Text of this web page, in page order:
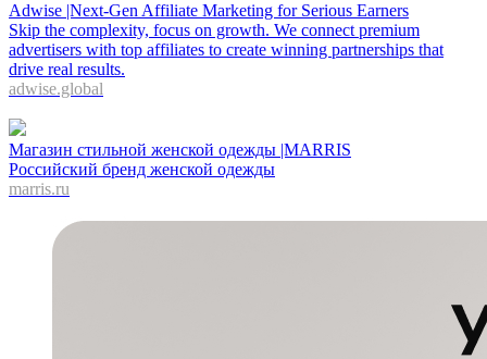
Adwise |Next-Gen Affiliate Marketing for Serious Earners
Skip the complexity, focus on growth. We connect premium
advertisers with top affiliates to create winning partnerships that
drive real results.
adwise.global
Mагазин стильной женской одежды |MARRIS
Российский бренд женской одежды
marris.ru